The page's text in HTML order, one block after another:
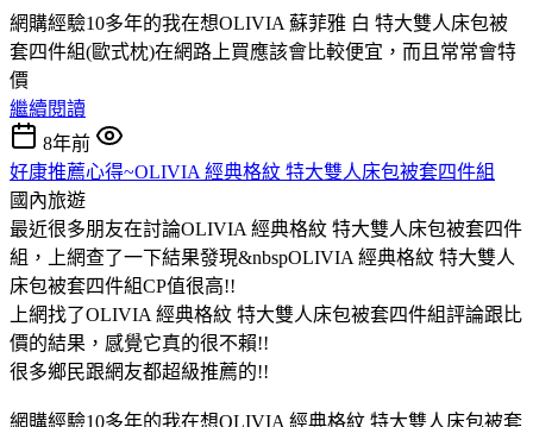
網購經驗10多年的我在想OLIVIA 蘇菲雅 白 特大雙人床包被
套四件組(歐式枕)在網路上買應該會比較便宜，而且常常會特
價
繼續閱讀
8年前
好康推薦心得~OLIVIA 經典格紋 特大雙人床包被套四件組
國內旅遊
最近很多朋友在討論OLIVIA 經典格紋 特大雙人床包被套四件
組，上網查了一下結果發現&nbspOLIVIA 經典格紋 特大雙人
床包被套四件組CP值很高!!
上網找了OLIVIA 經典格紋 特大雙人床包被套四件組評論跟比
價的結果，感覺它真的很不賴!!
很多鄉民跟網友都超級推薦的!!
網購經驗10多年的我在想OLIVIA 經典格紋 特大雙人床包被套